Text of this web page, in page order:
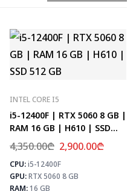
⚡ MAX FPS
CS2
156
PUBG
101
INTEL CORE I5
i5-12400F | RTX 5060 8 GB |
RAM 16 GB | H610 | SSD
512 GB
4,350.00₾ 2,900.00₾
CPU:i5-12400F
GPU:RTX 5060 8 GB
RAM:16 GB